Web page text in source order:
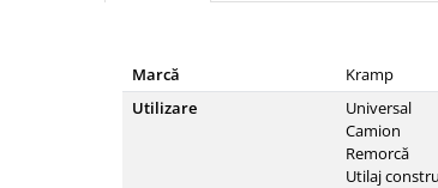
Piese tractoare agricole
Marcă
Kramp
Utilizare
Universal
Camion
Remorcă
Utilaj